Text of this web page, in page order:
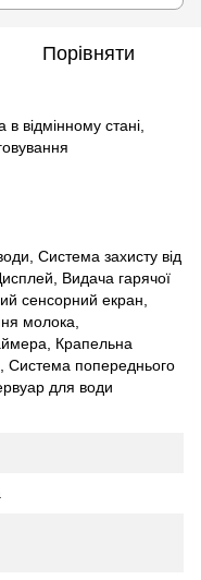
Порівняти
відмінному стані,
Система захисту від
Видача гарячої
сенсорний екран,
молока,
Крапельна
Система попереднього
для води